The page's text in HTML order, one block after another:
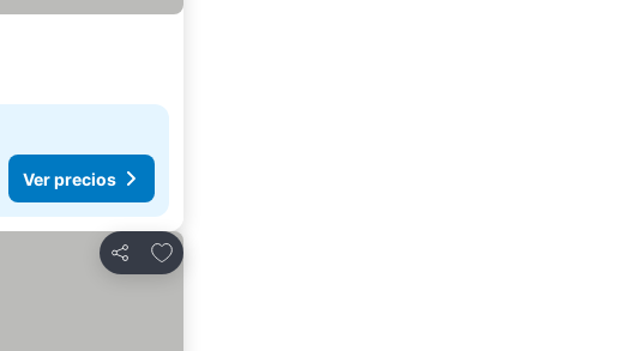
Ver precios
Compartir
Agregar a favoritos